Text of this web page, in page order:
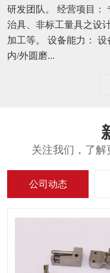
研发团队。 经营项目：
治具、非标工量具之设
加工等。 设备能力： 设
内/外圆磨...
关注我们，了
公司动态